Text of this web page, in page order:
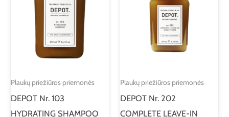
Plaukų priežiūros priemonės
DEPOT Nr. 103
HYDRATING SHAMPOO
Plaukų priežiūros priemonės
DEPOT Nr. 202
COMPLETE LEAVE-IN